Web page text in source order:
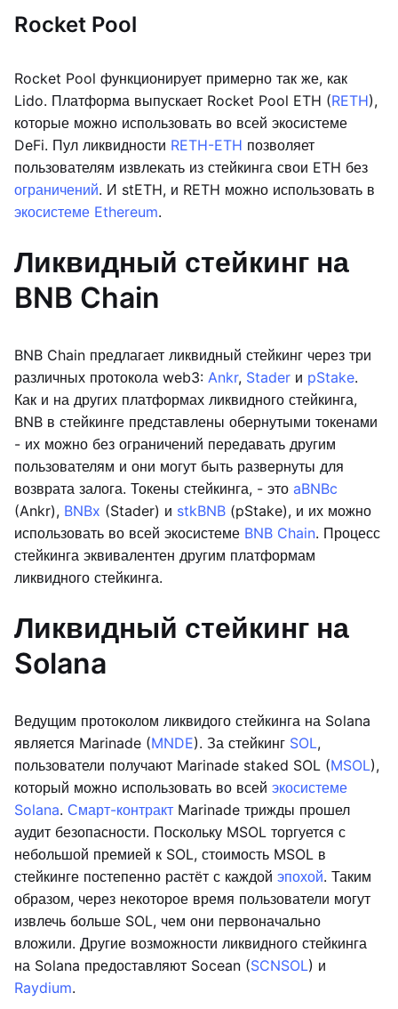
Rocket Pool
Rocket Pool функционирует примерно так же, как
Lido. Платформа выпускает Rocket Pool ETH (RETH),
которые можно использовать во всей экосистеме
DeFi. Пул ликвидности RETH-ETH позволяет
пользователям извлекать из стейкинга свои ETH без
ограничений. И stETH, и RETH можно использовать в
экосистеме Ethereum.
Ликвидный стейкинг на
BNB Chain
BNB Chain предлагает ликвидный стейкинг через три
различных протокола web3: Ankr, Stader и pStake.
Как и на других платформах ликвидного стейкинга,
BNB в стейкинге представлены обернутыми токенами
- их можно без ограничений передавать другим
пользователям и они могут быть развернуты для
возврата залога. Токены стейкинга, - это aBNBc
(Ankr), BNBx (Stader) и stkBNB (pStake), и их можно
использовать во всей экосистеме BNB Chain. Процесс
стейкинга эквивалентен другим платформам
ликвидного стейкинга.
Ликвидный стейкинг на
Solana
Ведущим протоколом ликвидого стейкинга на Solana
является Marinade (MNDE). За стейкинг SOL,
пользователи получают Marinade staked SOL (MSOL),
который можно использовать во всей экосистеме
Solana. Смарт-контракт Marinade трижды прошел
аудит безопасности. Поскольку MSOL торгуется с
небольшой премией к SOL, стоимость MSOL в
стейкинге постепенно растёт с каждой эпохой. Таким
образом, через некоторое время пользователи могут
извлечь больше SOL, чем они первоначально
вложили. Другие возможности ликвидного стейкинга
на Solana предоставляют Socean (SCNSOL) и
Raydium.